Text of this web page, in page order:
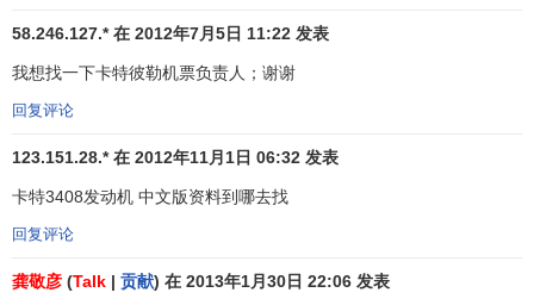
58.246.127.* 在 2012年7月5日 11:22 发表
我想找一下卡特彼勒机票负责人；谢谢
回复评论
123.151.28.* 在 2012年11月1日 06:32 发表
卡特3408发动机 中文版资料到哪去找
回复评论
龚敬彦 (Talk | 贡献) 在 2013年1月30日 22:06 发表